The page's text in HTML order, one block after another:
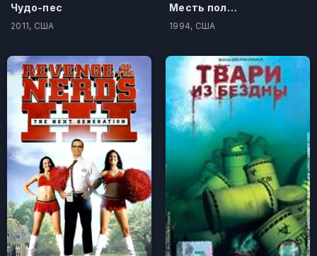
Чудо-пес
2011, США
Месть полудурков 4: Влюбленные полудурки
1994, США